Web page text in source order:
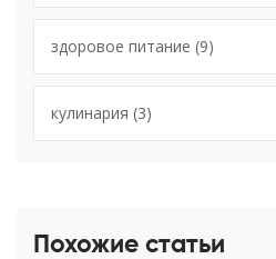
здоровое питание (9)
кулинария (3)
Похожие статьи